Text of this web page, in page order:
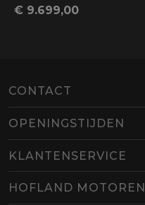
€ 9.699,00
CONTACT
OPENINGSTIJDEN
Maandag
Dinsdag
Woensdag
KLANTENSERVICE
HOFLAND MOTOREN